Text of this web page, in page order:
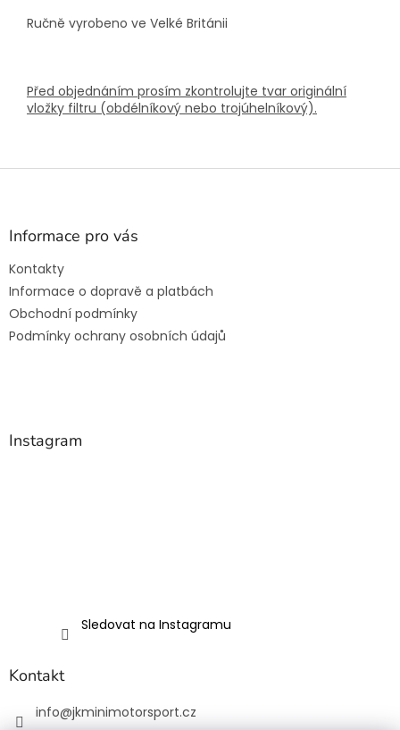
Ručně vyrobeno ve Velké Británii
Před objednáním prosím zkontrolujte tvar originální
vložky filtru (obdélníkový nebo trojúhelníkový).
Z
Informace pro vás
Kontakty
Informace o dopravě a platbách
Obchodní podmínky
Podmínky ochrany osobních údajů
Instagram
Sledovat na Instagramu
Kontakt
info@jkminimotorsport.cz